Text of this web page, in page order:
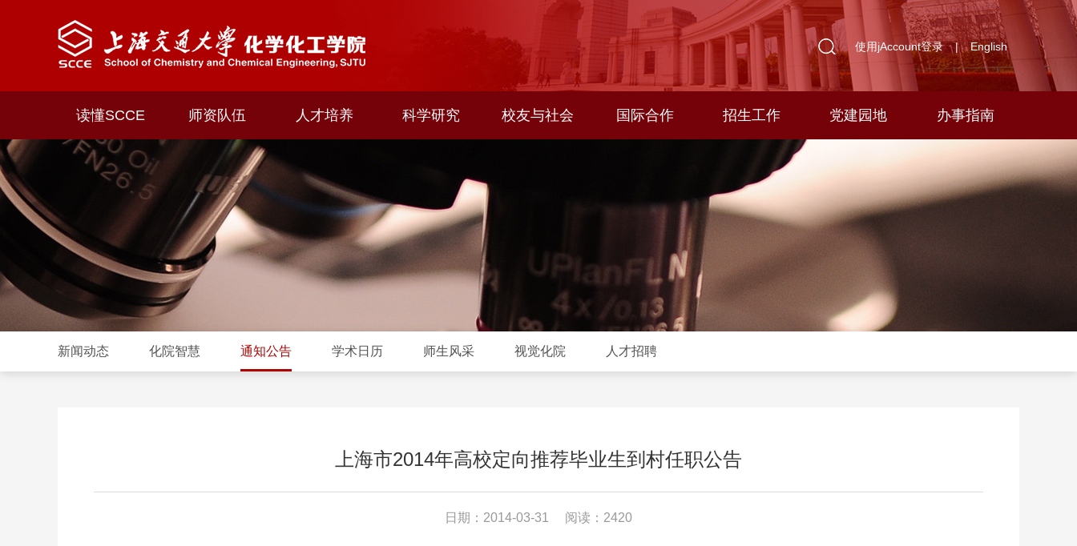
使用jAccount登录 | English
读懂SCCE 师资队伍 人才培养 科学研究 校友与社会 国际合作 招生工作 党建园地 办事指南
新闻动态 化院智慧 通知公告 学术日历 师生风采 视觉化院 人才招聘
上海市2014年高校定向推荐毕业生到村任职公告
日期：2014-03-31 阅读：2420